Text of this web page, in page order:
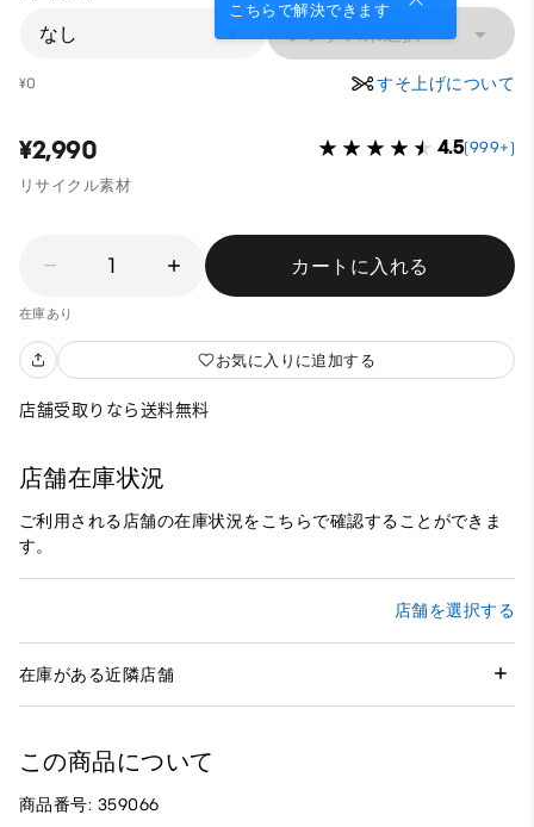
こちらで解決できます
なし レングス未選択
¥0 すそ上げについて
¥2,990 4.5(999+)
リサイクル素材
1 カートに入れる
在庫あり
お気に入りに追加する
店舗受取りなら送料無料
店舗在庫状況
ご利用される店舗の在庫状況をこちらで確認することができま
す。
店舗を選択する
在庫がある近隣店舗
この商品について
商品番号: 359066